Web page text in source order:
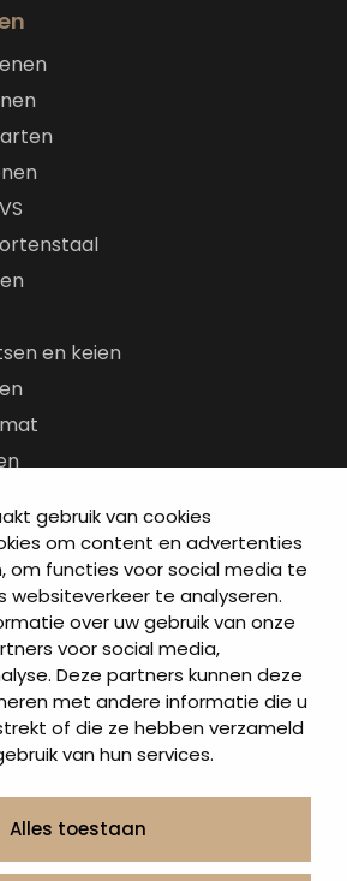
gebruik van cookies
om content en advertenties
om functies voor social media te
websiteverkeer te analyseren.
over uw gebruik van onze
voor social media,
Deze partners kunnen deze
met andere informatie die u
of die ze hebben verzameld
van hun services.
Alles toestaan
en keien